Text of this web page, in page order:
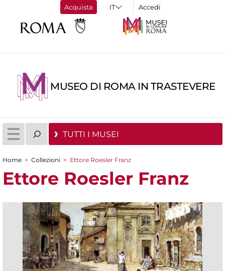
Acquista Accedi
MUSEO DI ROMA IN TRASTEVERE
TUTTI I MUSEI
Tu sei qui
Home > Collezioni > Ettore Roesler Franz
Ettore Roesler Franz